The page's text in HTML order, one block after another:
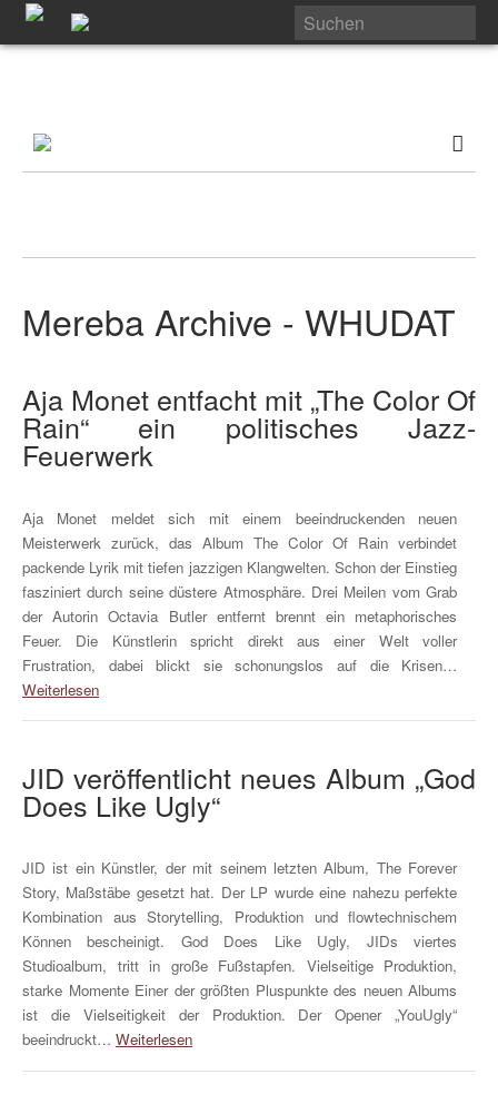
Mereba Archive - WHUDAT
Aja Monet entfacht mit „The Color Of
Rain“ ein politisches Jazz-
Feuerwerk
Aja Monet meldet sich mit einem beeindruckenden neuen
Meisterwerk zurück, das Album The Color Of Rain verbindet
packende Lyrik mit tiefen jazzigen Klangwelten. Schon der Einstieg
fasziniert durch seine düstere Atmosphäre. Drei Meilen vom Grab
der Autorin Octavia Butler entfernt brennt ein metaphorisches
Feuer. Die Künstlerin spricht direkt aus einer Welt voller
Frustration, dabei blickt sie schonungslos auf die Krisen…
Weiterlesen
JID veröffentlicht neues Album „God
Does Like Ugly“
JID ist ein Künstler, der mit seinem letzten Album, The Forever
Story, Maßstäbe gesetzt hat. Der LP wurde eine nahezu perfekte
Kombination aus Storytelling, Produktion und flowtechnischem
Können bescheinigt. God Does Like Ugly, JIDs viertes
Studioalbum, tritt in große Fußstapfen. Vielseitige Produktion,
starke Momente Einer der größten Pluspunkte des neuen Albums
ist die Vielseitigkeit der Produktion. Der Opener „YouUgly“
beeindruckt… Weiterlesen